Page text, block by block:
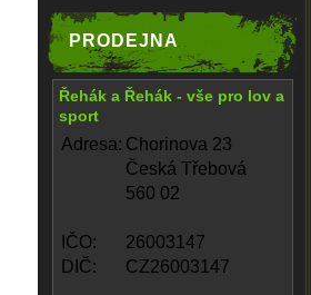
PRODEJNA
Řehák a Řehák - vše pro lov a
sport
Adresa: Chorinova 23
Česká Třebová
560 02
IČO:
26003147
DIČ:
CZ26003147